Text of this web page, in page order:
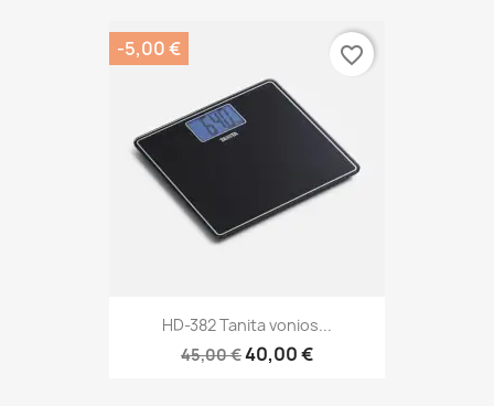
HD-382 Tanita vonios...
45,00 €40,00 €
-5,00 € favorite_border